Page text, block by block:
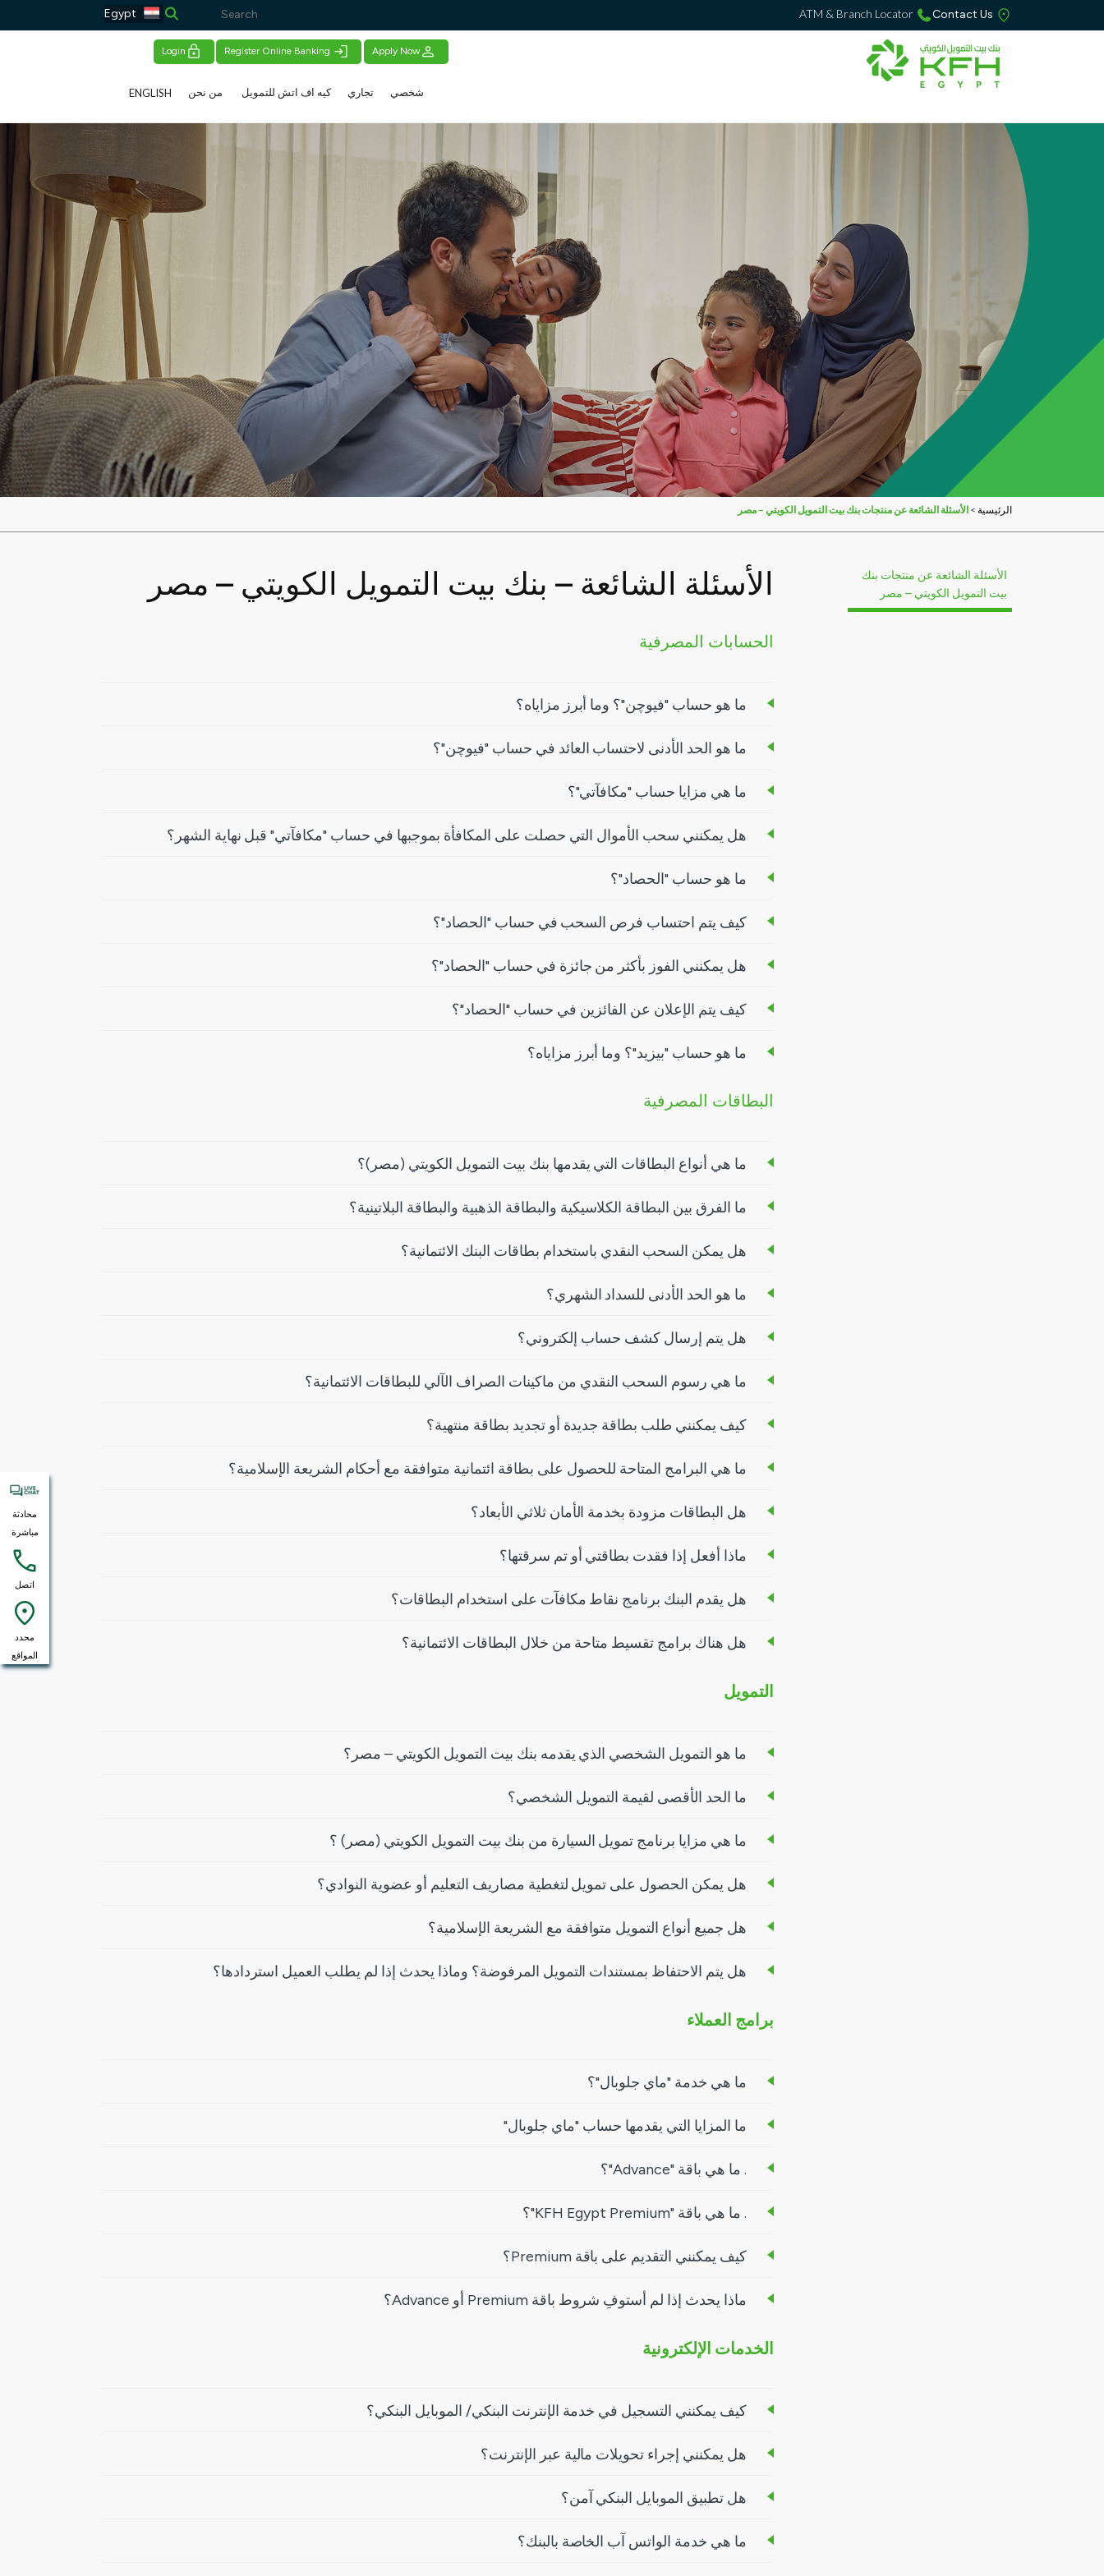
Contact Us
Apply Now
Login
شخصي تجاري كيه اف اتش للتمويل من نحن ENGLISH
الرئيسية > الأسئلة الشائعة عن منتجات بنك بيت التمويل الكويتي – مصر
الأسئلة الشائعة عن منتجات بنك
بيت التمويل الكويتي – مصر
الأسئلة الشائعة – بنك بيت التمويل الكويتي – مصر
الحسابات المصرفية
ما هو حساب "فيوچن"؟ وما أبرز مزاياه؟
ما هو الحد الأدنى لاحتساب العائد في حساب "فيوچن"؟
ما هي مزايا حساب "مكافآتي"؟
هل يمكنني سحب الأموال التي حصلت على المكافأة بموجبها في حساب "مكافآتي" قبل نهاية الشهر؟
ما هو حساب "الحصاد"؟
كيف يتم احتساب فرص السحب في حساب "الحصاد"؟
هل يمكنني الفوز بأكثر من جائزة في حساب "الحصاد"؟
كيف يتم الإعلان عن الفائزين في حساب "الحصاد"؟
ما هو حساب "بيزيد"؟ وما أبرز مزاياه؟
البطاقات المصرفية
ما هي أنواع البطاقات التي يقدمها بنك بيت التمويل الكويتي (مصر)؟
ما الفرق بين البطاقة الكلاسيكية والبطاقة الذهبية والبطاقة البلاتينية؟
هل يمكن السحب النقدي باستخدام بطاقات البنك الائتمانية؟
ما هو الحد الأدنى للسداد الشهري؟
هل يتم إرسال كشف حساب إلكتروني؟
ما هي رسوم السحب النقدي من ماكينات الصراف الآلي للبطاقات الائتمانية؟
كيف يمكنني طلب بطاقة جديدة أو تجديد بطاقة منتهية؟
ما هي البرامج المتاحة للحصول على بطاقة ائتمانية متوافقة مع أحكام الشريعة الإسلامية؟
هل البطاقات مزودة بخدمة الأمان ثلاثي الأبعاد؟
ماذا أفعل إذا فقدت بطاقتي أو تم سرقتها؟
هل يقدم البنك برنامج نقاط مكافآت على استخدام البطاقات؟
هل هناك برامج تقسيط متاحة من خلال البطاقات الائتمانية؟
التمويل
ما هو التمويل الشخصي الذي يقدمه بنك بيت التمويل الكويتي – مصر؟
ما الحد الأقصى لقيمة التمويل الشخصي؟
ما هي مزايا برنامج تمويل السيارة من بنك بيت التمويل الكويتي (مصر) ؟
هل يمكن الحصول على تمويل لتغطية مصاريف التعليم أو عضوية النوادي؟
هل جميع أنواع التمويل متوافقة مع الشريعة الإسلامية؟
هل يتم الاحتفاظ بمستندات التمويل المرفوضة؟ وماذا يحدث إذا لم يطلب العميل استردادها؟
برامج العملاء
ما هي خدمة "ماي جلوبال"؟
ما المزايا التي يقدمها حساب "ماي جلوبال"
. ما هي باقة "Advance"؟
. ما هي باقة "KFH Egypt Premium"؟
كيف يمكنني التقديم على باقة Premium؟
ماذا يحدث إذا لم أستوفِ شروط باقة Premium أو Advance؟
الخدمات الإلكترونية
كيف يمكنني التسجيل في خدمة الإنترنت البنكي/ الموبايل البنكي؟
هل يمكنني إجراء تحويلات مالية عبر الإنترنت؟
هل تطبيق الموبايل البنكي آمن؟
ما هي خدمة الواتس آب الخاصة بالبنك؟
محادثة
مباشرة
اتصل
محدد
المواقع